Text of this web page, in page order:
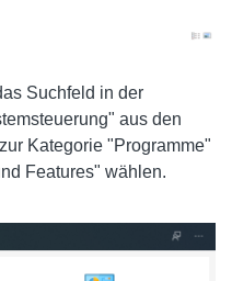
Suchfeld in der
aus den
Kategorie "Programme"
Features" wählen.